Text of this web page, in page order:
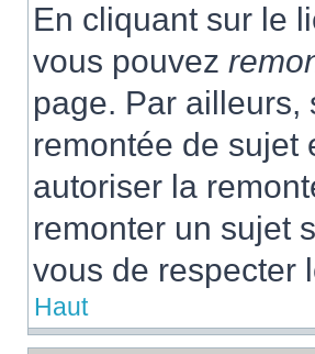
En cliquant sur le
vous pouvez
page. Par ailleurs,
remontée de sujet
autoriser la
remonter un sujet
vous de respecter
Haut